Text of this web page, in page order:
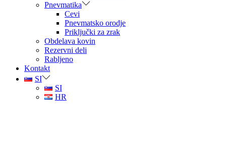
Pnevmatika
Cevi
Pnevmatsko orodje
Priključki za zrak
Obdelava kovin
Rezervni deli
Rabljeno
Kontakt
SI
SI
HR